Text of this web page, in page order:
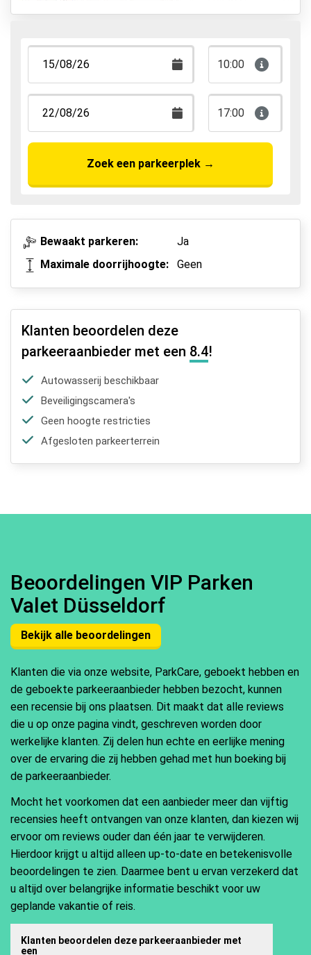
Valet Parking
Park, Sleep & Fly
10:00
17:00
Zoek een parkeerplek→
Bewaakt parkeren:
Ja
Maximale doorrijhoogte:
Geen
Klanten beoordelen deze
parkeeraanbieder met een 8.4!
Autowasserij beschikbaar
Beveiligingscamera's
Geen hoogte restricties
Afgesloten parkeerterrein
Beoordelingen VIP Parken
Valet Düsseldorf
Bekijk alle beoordelingen
Klanten die via onze website, ParkCare, geboekt hebben en
de geboekte parkeeraanbieder hebben bezocht, kunnen
een recensie bij ons plaatsen. Dit maakt dat alle reviews
die u op onze pagina vindt, geschreven worden door
werkelijke klanten. Zij delen hun echte en eerlijke mening
over de ervaring die zij hebben gehad met hun boeking bij
de parkeeraanbieder.
Mocht het voorkomen dat een aanbieder meer dan vijftig
recensies heeft ontvangen van onze klanten, dan kiezen wij
ervoor om reviews ouder dan één jaar te verwijderen.
Hierdoor krijgt u altijd alleen up-to-date en betekenisvolle
beoordelingen te zien. Daarmee bent u ervan verzekerd dat
u altijd over belangrijke informatie beschikt voor uw
geplande vakantie of reis.
Klanten beoordelen deze parkeeraanbieder met
een